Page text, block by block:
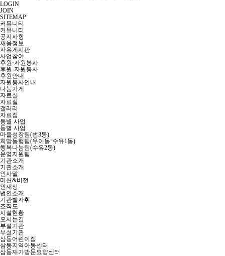
LOGIN
JOIN
SITEMAP
커뮤니티
커뮤니티
공지사항
채용정보
자유게시판
사업참여
후원·자원봉사
후원·자원봉사
후원안내
자원봉사안내
나눔가게
자료실
자료실
갤러리
자료집
동별 사업
동별 사업
마을성장팀(번3동)
희망동행팀(우이동·수유1동)
행복나눔팀(수유2동)
운영지원팀
기관소개
기관소개
인사말
미션&비전
인재상
법인소개
기관발자취
조직도
시설현황
오시는길
부설기관
부설기관
삼동어린이집
삼동지역아동센터
삼동재가방문요양센터